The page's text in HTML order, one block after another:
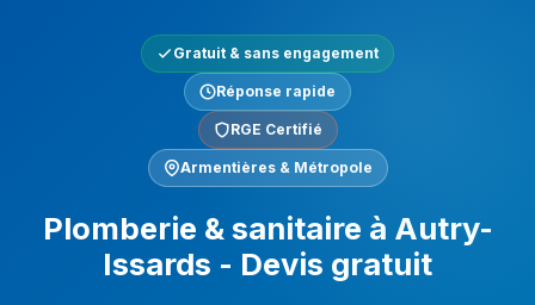
Gratuit & sans engagement
Réponse rapide
RGE Certifié
Armentières & Métropole
Plomberie & sanitaire à Autry-
Issards - Devis gratuit